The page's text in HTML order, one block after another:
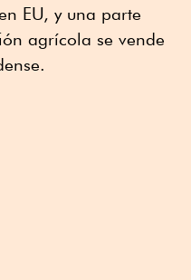
EU, y una parte
agrícola se vende